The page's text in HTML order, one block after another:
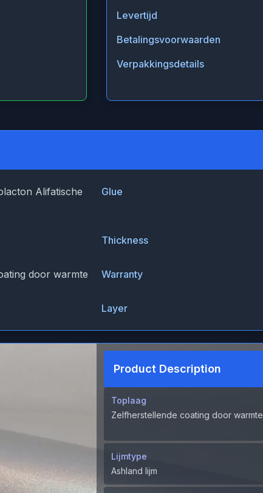
Levertijd
Betalingsvoorwaarden
Verpakkingsdetails
Alifatische
Glue
Thickness
door warmte Warranty
Layer
Product Description
Toplaag
Zelfherstellende coating door warmte
Lijmtype
Ashland lijm